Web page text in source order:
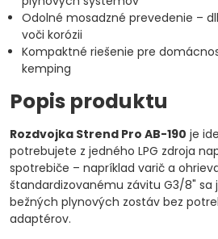
Odolné mosadzné prevedenie –
voči korózii
Kompaktné riešenie pre
kemping
Popis produktu
Rozdvojka Strend Pro AB-190 je
potrebujete z jedného LPG zdroja
spotrebiče – napríklad varič a
štandardizovanému závitu G3/8" sa
bežných plynových zostáv bez
adaptérov.